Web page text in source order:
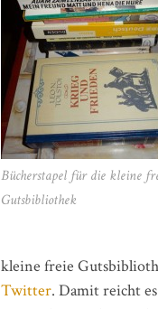
Bücherstapel für die kleine
Gutsbibliothek
kleine freie
Twitter. Damit reicht